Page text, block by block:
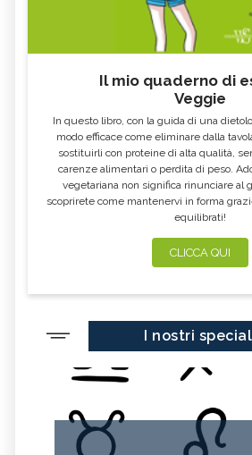
Il mio quaderno di
Veggie
In questo libro, con la guida di una
modo efficace come eliminare dalla
sostituirli con proteine di alta qualità,
carenze alimentari o perdita di peso.
vegetariana non significa rinunciare al
scoprirete come mantenervi in forma
equilibrati!
CLICCA QUI
I nostri